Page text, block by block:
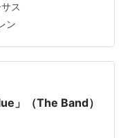
漫画 葬送のフリー
って読みました。
9ヶ月ぶりの新刊だ
ス
ン
」（The Band）